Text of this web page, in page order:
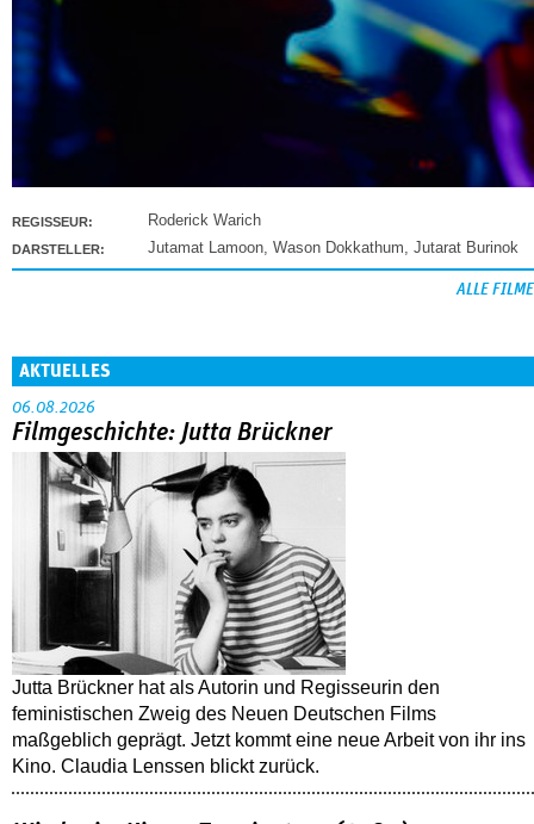
REGISSEUR: Roderick Warich
DARSTELLER: Jutamat Lamoon, Wason Dokkathum, Jutarat Burinok
ALLE FILME
AKTUELLES
06.08.2026
Filmgeschichte: Jutta Brückner
Jutta Brückner hat als Autorin und Regisseurin den
feministischen Zweig des Neuen Deutschen Films
maßgeblich geprägt. Jetzt kommt eine neue Arbeit von ihr ins
Kino. Claudia Lenssen blickt zurück.